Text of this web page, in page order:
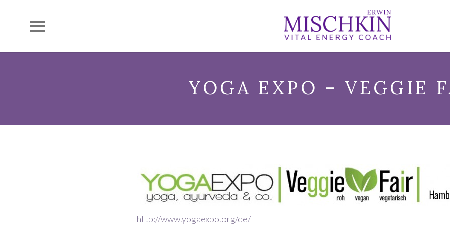
YOGA EXPO – VEGGIE
http://www.yogaexpo.org/de/